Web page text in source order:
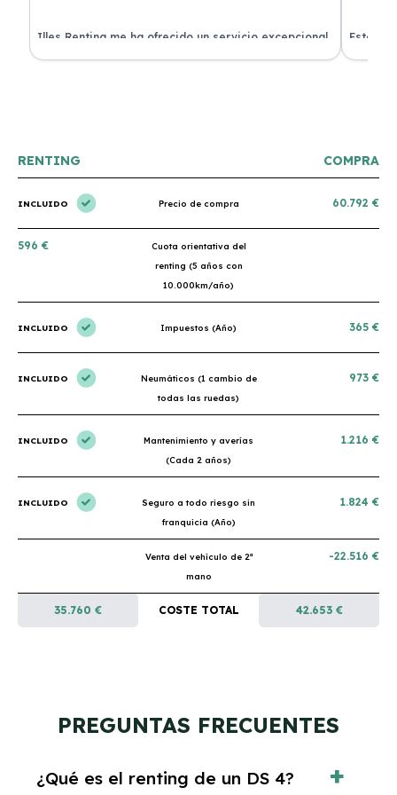
Illes Renting me ha ofrecido un servicio excepcional.
Su atención al cliente es muy buena y el coche llegó
Estoy
nuevo y
RENTING COMPRA
INCLUIDO Precio de compra 60.792 €
596 €
Cuota orientativa del
renting (5 años con
10.000km/año)
INCLUIDO Impuestos (Año) 365 €
INCLUIDO
Neumáticos (1 cambio de
todas las ruedas)
973 €
INCLUIDO
Mantenimiento y averías
(Cada 2 años)
1.216 €
INCLUIDO
Seguro a todo riesgo sin
franquicia (Año)
1.824 €
Venta del vehículo de 2ª
mano
-22.516 €
35.760 € COSTE TOTAL 42.653 €
PREGUNTAS FRECUENTES
¿Qué es el renting de un DS 4?